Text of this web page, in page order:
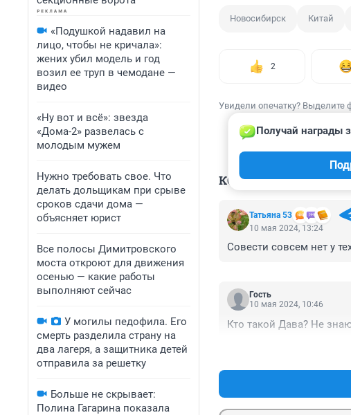
«Подушкой надавил на
лицо, чтобы не кричала»:
жених убил модель и год
возил ее труп в чемодане —
видео
«Ну вот и всё»: звезда
«Дома-2» развелась с
молодым мужем
Нужно требовать свое. Что
делать дольщикам при срыве
сроков сдачи дома —
объясняет юрист
Все полосы Димитровского
моста откроют для движения
осенью — какие работы
выполняют сейчас
У могилы педофила. Его
смерть разделила страну на
два лагеря, а защитника детей
отправила за решетку
Больше не скрывает:
Полина Гагарина показала
Новосибирск Китай
2
Увидели опечатку? Выделите
КОММЕНТАРИИ 51
Татьяна 53
Получай награды
10 мая 2024, 13:24
Совести совсем нет у
Гость
10 мая 2024, 10:46
Кто такой Дава? Не